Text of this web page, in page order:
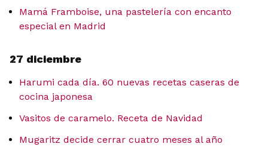
Mamá Framboise, una pastelería con encanto
especial en Madrid
27 diciembre
Harumi cada día. 60 nuevas recetas caseras de
cocina japonesa
Vasitos de caramelo. Receta de Navidad
Mugaritz decide cerrar cuatro meses al año